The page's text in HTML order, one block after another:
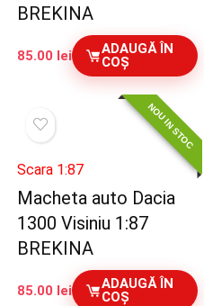
BREKINA
85.00 lei
ADAUGĂ ÎN
COȘ
NOU IN STOC
Scara 1:87
Macheta auto Dacia
1300 Visiniu 1:87
BREKINA
85.00 lei
ADAUGĂ ÎN
COȘ